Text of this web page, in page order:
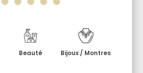
Beauté Bijoux / Montres